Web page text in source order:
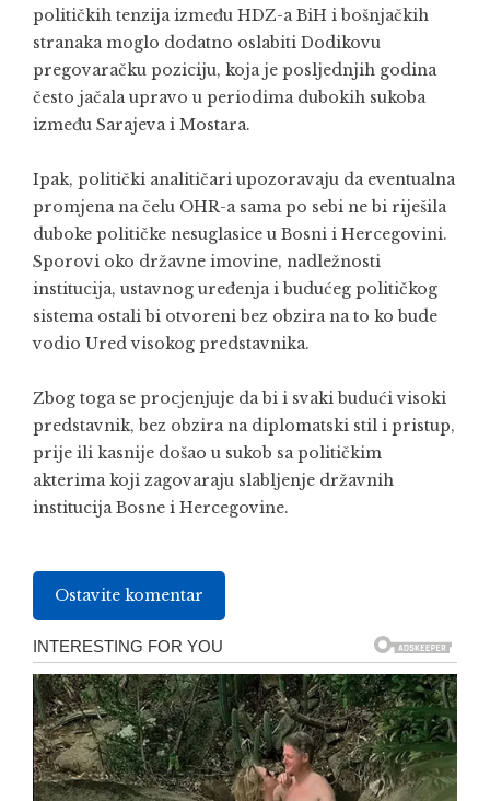
političkih tenzija između HDZ-a BiH i bošnjačkih
stranaka moglo dodatno oslabiti Dodikovu
pregovaračku poziciju, koja je posljednjih godina
često jačala upravo u periodima dubokih sukoba
između Sarajeva i Mostara.
Ipak, politički analitičari upozoravaju da eventualna
promjena na čelu OHR-a sama po sebi ne bi riješila
duboke političke nesuglasice u Bosni i Hercegovini.
Sporovi oko državne imovine, nadležnosti
institucija, ustavnog uređenja i budućeg političkog
sistema ostali bi otvoreni bez obzira na to ko bude
vodio Ured visokog predstavnika.
Zbog toga se procjenjuje da bi i svaki budući visoki
predstavnik, bez obzira na diplomatski stil i pristup,
prije ili kasnije došao u sukob sa političkim
akterima koji zagovaraju slabljenje državnih
institucija Bosne i Hercegovine.
Ostavite komentar